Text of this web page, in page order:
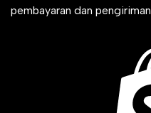
pembayaran dan pengiriman.